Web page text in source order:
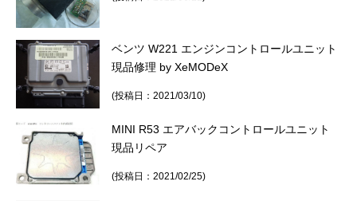
ベンツ W221 エンジンコントロールユニット
現品修理 by XeMODeX
(投稿日：2021/03/10)
MINI R53 エアバックコントロールユニット
現品リペア
(投稿日：2021/02/25)